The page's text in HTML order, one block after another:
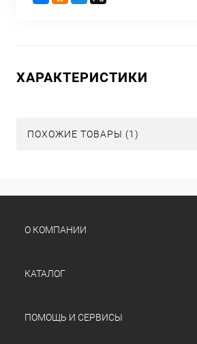
ХАРАКТЕРИСТИКИ
ПОХОЖИЕ ТОВАРЫ (1)
О КОМПАНИИ
КАТАЛОГ
ПОМОЩЬ И СЕРВИСЫ